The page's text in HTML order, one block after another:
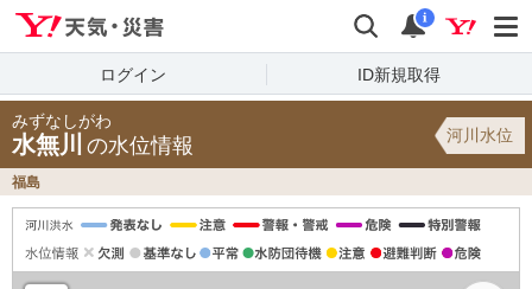
検索 通知
i
ログイン ID新規取得
みずなしがわ
水無川 の水位情報 河川水位
福島